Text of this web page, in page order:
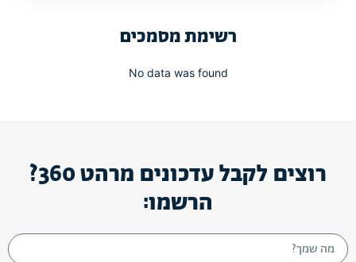
רשימת מסמכים
No data was found
רוצים לקבל עדכונים מרהט 360?
הרשמו: